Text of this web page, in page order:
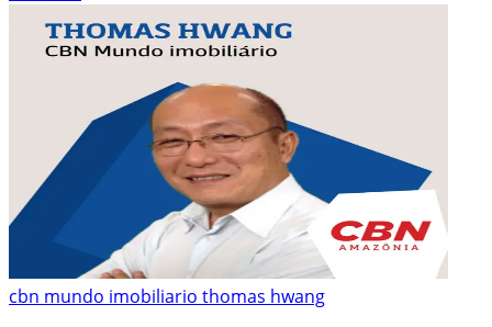
cbn mundo imobiliario thomas hwang